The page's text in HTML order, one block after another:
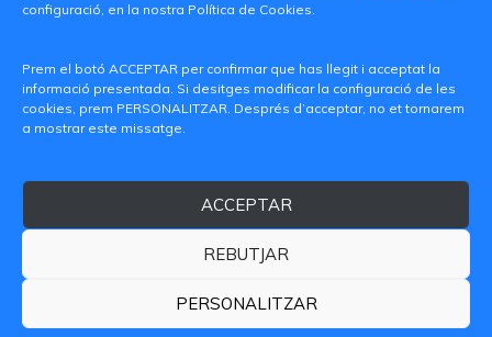
configuració, en la nostra Política de Cookies.
Prem el botó ACCEPTAR per confirmar que has llegit i acceptat la
informació presentada. Si desitges modificar la configuració de les
cookies, prem PERSONALITZAR. Després d’acceptar, no et tornarem
a mostrar este missatge.
ACCEPTAR
REBUTJAR
PERSONALITZAR
C/ Paranimf, 1 - 46730 Grau de Gandia
+34 962849333
DE VALÈNCIA
Avís legalPolítica de privacitat